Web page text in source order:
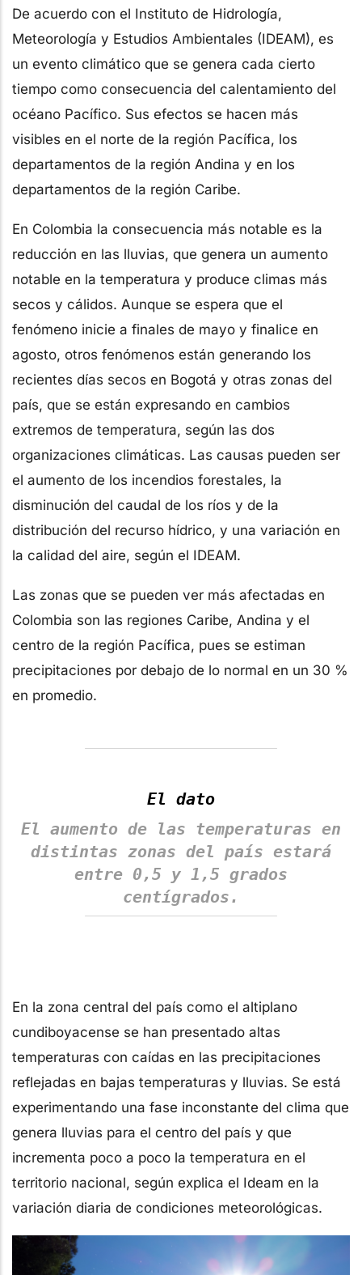
De acuerdo con el Instituto de Hidrología,
Meteorología y Estudios Ambientales (IDEAM), es
un evento climático que se genera cada cierto
tiempo como consecuencia del calentamiento del
océano Pacífico. Sus efectos se hacen más
visibles en el norte de la región Pacífica, los
departamentos de la región Andina y en los
departamentos de la región Caribe.
En Colombia la consecuencia más notable es la
reducción en las lluvias, que genera un aumento
notable en la temperatura y produce climas más
secos y cálidos. Aunque se espera que el
fenómeno inicie a finales de mayo y finalice en
agosto, otros fenómenos están generando los
recientes días secos en Bogotá y otras zonas del
país, que se están expresando en cambios
extremos de temperatura, según las dos
organizaciones climáticas. Las causas pueden ser
el aumento de los incendios forestales, la
disminución del caudal de los ríos y de la
distribución del recurso hídrico, y una variación en
la calidad del aire, según el IDEAM.
Las zonas que se pueden ver más afectadas en
Colombia son las regiones Caribe, Andina y el
centro de la región Pacífica, pues se estiman
precipitaciones por debajo de lo normal en un 30 %
en promedio.
El dato
El aumento de las temperaturas en
distintas zonas del país estará
entre 0,5 y 1,5 grados
centígrados.
En la zona central del país como el altiplano
cundiboyacense se han presentado altas
temperaturas con caídas en las precipitaciones
reflejadas en bajas temperaturas y lluvias. Se está
experimentando una fase inconstante del clima que
genera lluvias para el centro del país y que
incrementa poco a poco la temperatura en el
territorio nacional, según explica el Ideam en la
variación diaria de condiciones meteorológicas.